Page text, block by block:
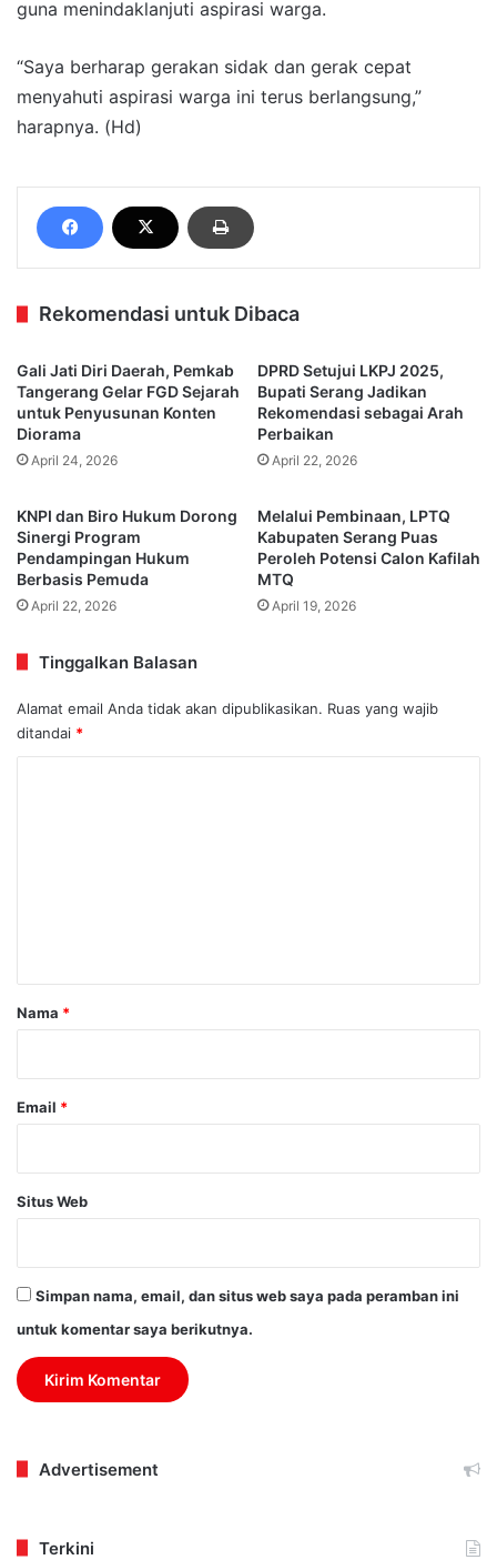
guna menindaklanjuti aspirasi warga.
“Saya berharap gerakan sidak dan gerak cepat
menyahuti aspirasi warga ini terus berlangsung,”
harapnya. (Hd)
Rekomendasi untuk Dibaca
Gali Jati Diri Daerah, Pemkab
Tangerang Gelar FGD Sejarah
untuk Penyusunan Konten
Diorama
April 24, 2026
DPRD Setujui LKPJ 2025,
Bupati Serang Jadikan
Rekomendasi sebagai Arah
Perbaikan
April 22, 2026
KNPI dan Biro Hukum Dorong
Sinergi Program
Pendampingan Hukum
Berbasis Pemuda
April 22, 2026
Melalui Pembinaan, LPTQ
Kabupaten Serang Puas
Peroleh Potensi Calon Kafilah
MTQ
April 19, 2026
Tinggalkan Balasan
Alamat email Anda tidak akan dipublikasikan. Ruas yang wajib
ditandai *
rNama *
Email *
Situs Web
Simpan nama, email, dan situs web saya pada peramban ini
untuk komentar saya berikutnya.
Advertisement
Terkini